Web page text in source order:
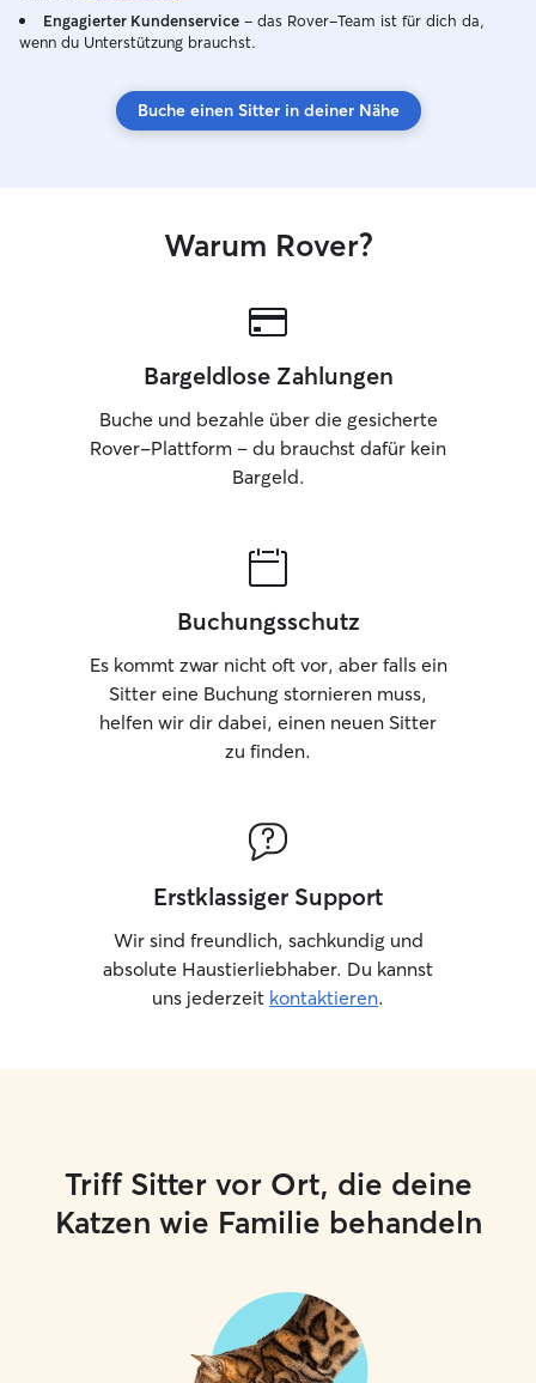
Engagierter Kundenservice – das Rover-Team ist für dich da,
wenn du Unterstützung brauchst.
Buche einen Sitter in deiner Nähe
Warum Rover?
Bargeldlose Zahlungen
Buche und bezahle über die gesicherte
Rover-Plattform – du brauchst dafür kein
Bargeld.
Buchungsschutz
Es kommt zwar nicht oft vor, aber falls ein
Sitter eine Buchung stornieren muss,
helfen wir dir dabei, einen neuen Sitter
zu finden.
Erstklassiger Support
Wir sind freundlich, sachkundig und
absolute Haustierliebhaber. Du kannst
uns jederzeit kontaktieren.
Triff Sitter vor Ort, die deine
Katzen wie Familie behandeln